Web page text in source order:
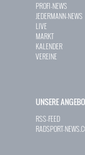
PROFI-NEWS
JEDERMANN-NEWS
LIVE
MARKT
KALENDER
VEREINE
UNSERE
RSS-FEED
RADSPORT-